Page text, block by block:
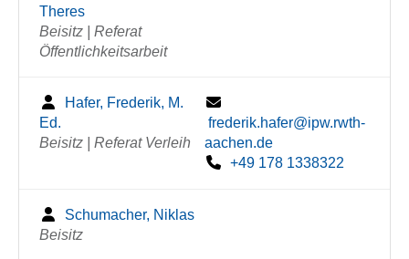
Theres
Beisitz | Referat
Öffentlichkeitsarbeit
Hafer, Frederik, M.
Ed.
Beisitz | Referat Verleih
frederik.hafer@ipw.rwth-
aachen.de
+49 178 1338322
Schumacher, Niklas
Beisitz